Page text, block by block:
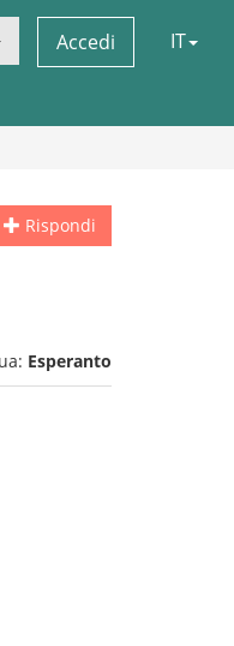
Accedi IT
Rispondi
Esperanto